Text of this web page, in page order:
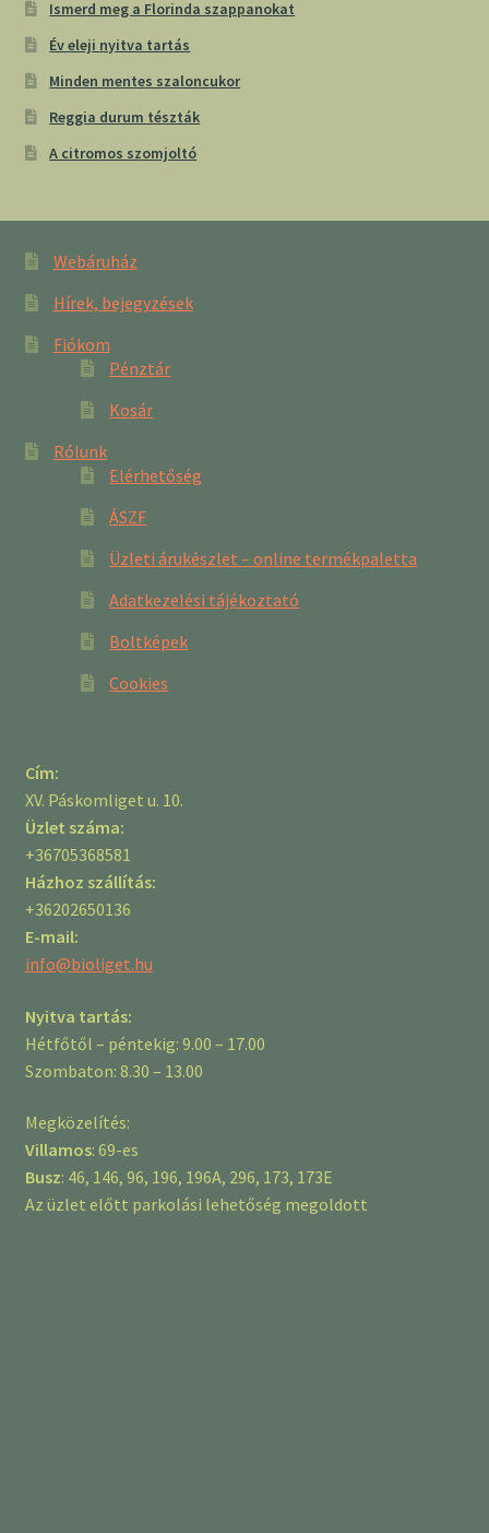
Ismerd meg a Florinda szappanokat
Év eleji nyitva tartás
Minden mentes szaloncukor
Reggia durum tészták
A citromos szomjoltó
Webáruház
Hírek, bejegyzések
Fiókom
Pénztár
Kosár
Rólunk
Elérhetőség
ÁSZF
Üzleti árukészlet – online termékpaletta
Adatkezelési tájékoztató
Boltképek
Cookies
Cím:
XV. Páskomliget u. 10.
Üzlet száma:
+36705368581
Házhoz szállítás:
+36202650136
E-mail:
info@bioliget.hu
Nyitva tartás:
Hétfőtől – péntekig: 9.00 – 17.00
Szombaton: 8.30 – 13.00
Megközelítés:
Villamos: 69-es
Busz: 46, 146, 96, 196, 196A, 296, 173, 173E
Az üzlet előtt parkolási lehetőség megoldott